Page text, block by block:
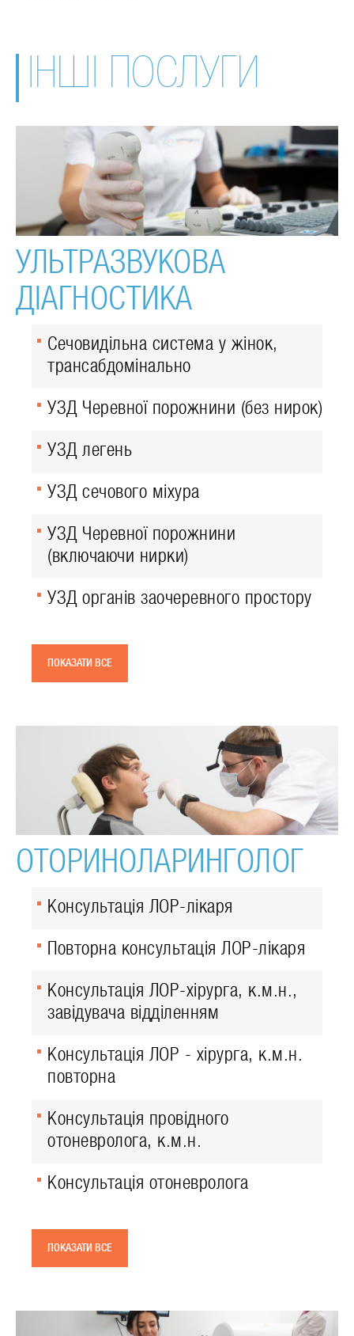
ІНШІ ПОСЛУГИ
УЛЬТРАЗВУКОВА
ДІАГНОСТИКА
Сечовидільна система у жінок,
трансабдомінально
УЗД Черевної порожнини (без нирок)
УЗД легень
УЗД сечового міхура
УЗД Черевної порожнини
(включаючи нирки)
УЗД органів заочеревного простору
ПОКАЗАТИ ВСЕ
ОТОРИНОЛАРИНГОЛОГ
Консультація ЛОР-лікаря
Повторна консультація ЛОР-лікаря
Консультація ЛОР-хірурга, к.м.н.,
завідувача відділенням
Консультація ЛОР - хірурга, к.м.н.
повторна
Консультація провідного
отоневролога, к.м.н.
Консультація отоневролога
ПОКАЗАТИ ВСЕ